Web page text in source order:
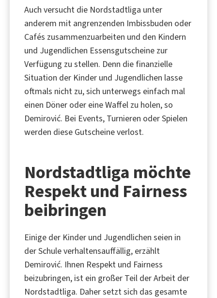
Auch versucht die Nordstadtliga unter
anderem mit angrenzenden Imbissbuden oder
Cafés zusammenzuarbeiten und den Kindern
und Jugendlichen Essensgutscheine zur
Verfügung zu stellen. Denn die finanzielle
Situation der Kinder und Jugendlichen lasse
oftmals nicht zu, sich unterwegs einfach mal
einen Döner oder eine Waffel zu holen, so
Demirović. Bei Events, Turnieren oder Spielen
werden diese Gutscheine verlost.
Nordstadtliga möchte
Respekt und Fairness
beibringen
Einige der Kinder und Jugendlichen seien in
der Schule verhaltensauffällig, erzählt
Demirović. Ihnen Respekt und Fairness
beizubringen, ist ein großer Teil der Arbeit der
Nordstadtliga. Daher setzt sich das gesamte